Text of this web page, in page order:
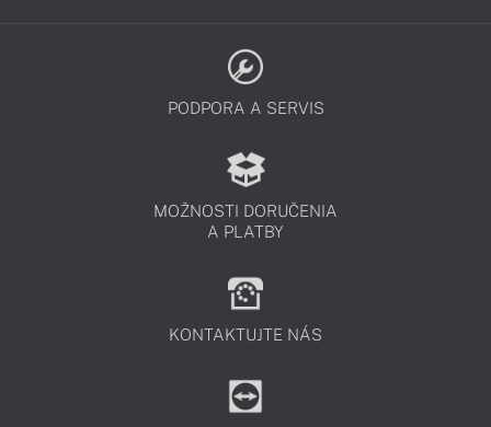
PODPORA A SERVIS
MOŽNOSTI DORUČENIA
A PLATBY
KONTAKTUJTE NÁS